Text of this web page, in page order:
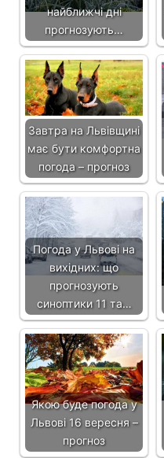
найближчі дні
прогнозують…
Завтра на Львівщині
має бути комфортна
погода – прогноз
Погода у Львові на
вихідних: що
прогнозують
синоптики 11 та…
Якою буде погода у
Львові 16 вересня –
прогноз